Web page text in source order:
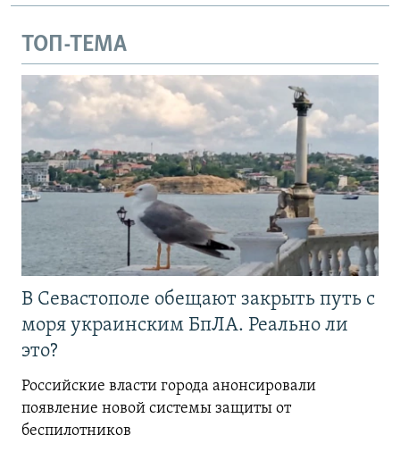
ТОП-ТЕМА
В Севастополе обещают закрыть путь с
моря украинским БпЛА. Реально ли
это?
Российские власти города анонсировали
появление новой системы защиты от
беспилотников